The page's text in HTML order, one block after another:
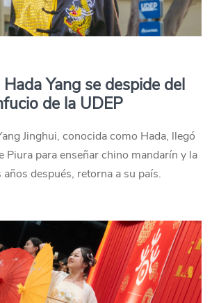
Yang se despide del
de la UDEP
Jinghui, conocida como Hada, llegó
Piura para enseñar chino mandarín y la
después, retorna a su país.